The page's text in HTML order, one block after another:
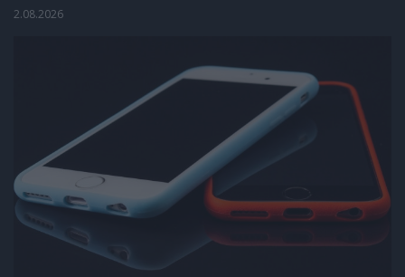
2.08.2026